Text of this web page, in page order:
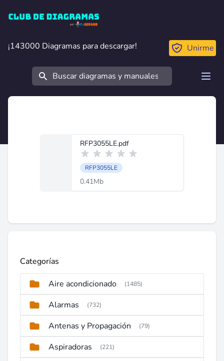
Club de Diagramas
¡143000 Diagramas para descargar!
¡143000 Diagramas para descargar! Unirme
Buscar
RFP3055LE.pdf
RFP3055LE
0.41Mb
Categorías
Aire acondicionado (1485)
Alarmas (732)
Antenas y Propagación (79)
Aspiradoras (221)